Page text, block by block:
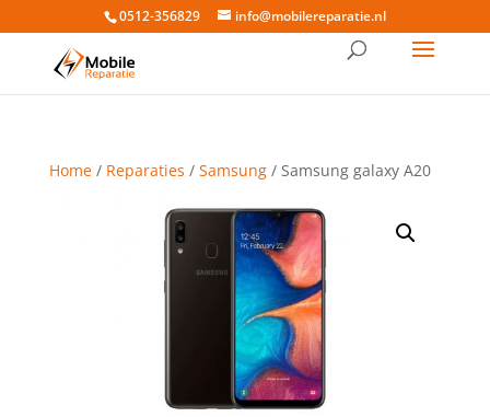
0512-356829 info@mobilereparatie.nl
Home/ Reparaties / Samsung/ Samsung galaxy A20